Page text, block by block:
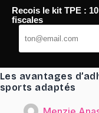
Passer
contenu
TaqTaq
Les avantages
sports adaptés
Recois le kit TPE :
fiscales